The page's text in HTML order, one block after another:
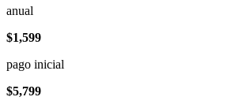
anual
$1,599
pago inicial
$5,799